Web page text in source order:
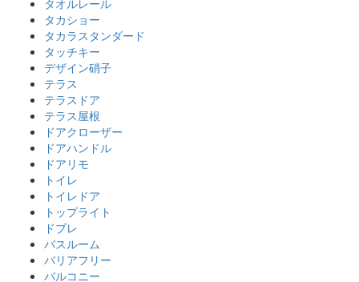
タオルレール
タカショー
タカラスタンダード
タッチキー
デザイン硝子
テラス
テラスドア
テラス屋根
ドアクローザー
ドアハンドル
ドアリモ
トイレ
トイレドア
トップライト
ドブレ
バスルーム
バリアフリー
バルコニー